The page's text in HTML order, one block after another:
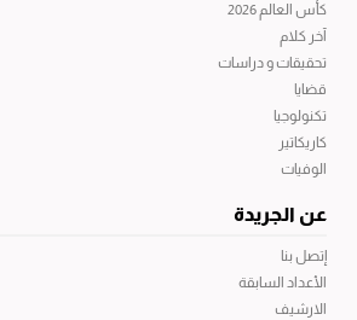
كأس العالم 2026
آخر كلام
تحقيقات و دراسات
قضايا
تكنولوجيا
كاريكاتير
الوفيات
عن الجريدة
إتصل بنا
الأعداد السابقة
الارشيف